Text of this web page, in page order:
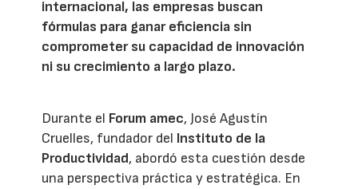
internacional, las empresas buscan
fórmulas para ganar eficiencia sin
comprometer su capacidad de innovación
ni su crecimiento a largo plazo.
Durante el Forum amec, José Agustín
Cruelles, fundador del Instituto de la
Productividad, abordó esta cuestión desde
una perspectiva práctica y estratégica. En